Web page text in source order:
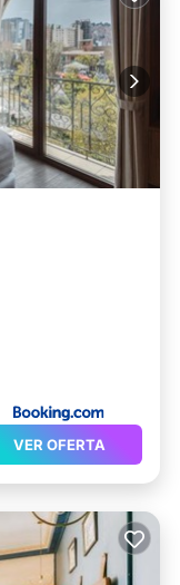
VER OFERTA